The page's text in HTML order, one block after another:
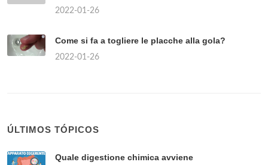
2022-01-26
Come si fa a togliere le placche alla gola?
2022-01-26
ÚLTIMOS TÓPICOS
Quale digestione chimica avviene